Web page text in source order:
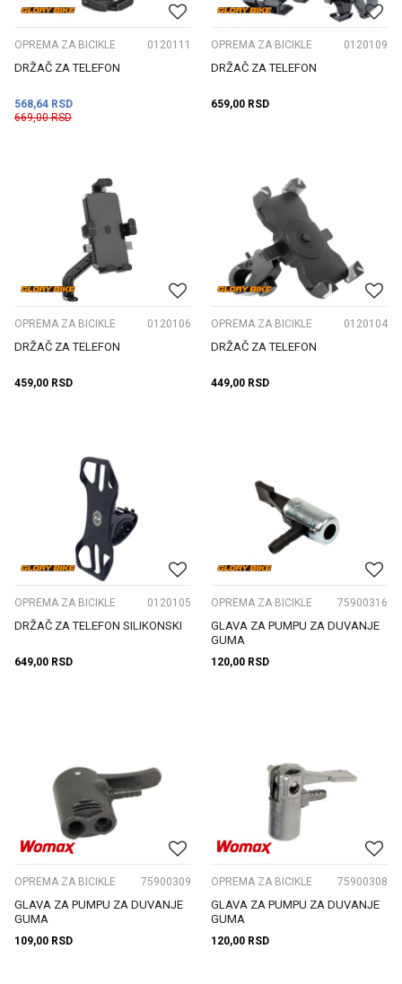
OPREMA ZA BICIKLE 0120111
DRŽAČ ZA TELEFON
568,64 RSD
669,00RSD
OPREMA ZA BICIKLE 0120109
DRŽAČ ZA TELEFON
659,00 RSD
OPREMA ZA BICIKLE 0120106
DRŽAČ ZA TELEFON
459,00 RSD
OPREMA ZA BICIKLE 0120104
DRŽAČ ZA TELEFON
449,00 RSD
OPREMA ZA BICIKLE 0120105
DRŽAČ ZA TELEFON SILIKONSKI
649,00 RSD
OPREMA ZA BICIKLE 75900316
GLAVA ZA PUMPU ZA DUVANJE
GUMA
120,00 RSD
OPREMA ZA BICIKLE 75900309
GLAVA ZA PUMPU ZA DUVANJE
GUMA
109,00 RSD
OPREMA ZA BICIKLE 75900308
GLAVA ZA PUMPU ZA DUVANJE
GUMA
120,00 RSD